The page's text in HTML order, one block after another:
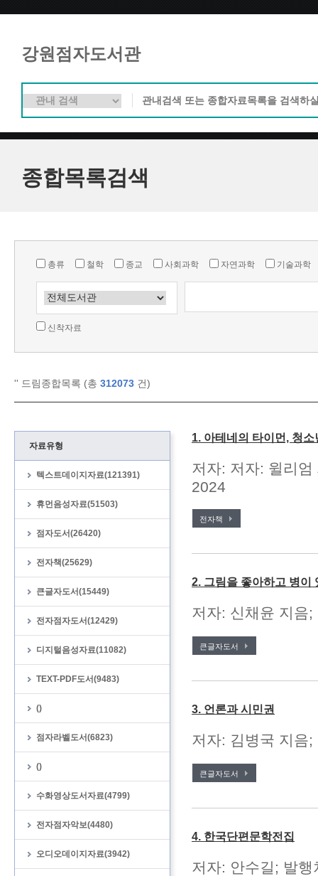
강원점자도서관
종합목록검색
총류 철학 종교 사회과학 자연과학 기술과학
신착자료
'' 드림종합목록 (총 312073 건)
자료유형
텍스트데이지자료(121391)
휴먼음성자료(51503)
점자도서(26420)
전자책(25629)
큰글자도서(15449)
전자점자도서(12429)
디지털음성자료(11082)
TEXT-PDF도서(9483)
()
점자라벨도서(6823)
()
수화영상도서자료(4799)
전자점자악보(4480)
오디오데이지자료(3942)
1. 아테네의 타이먼, 청
저자: 저자: 윌리
2024
전자책
2. 그림을 좋아하고 병이
저자: 신채윤 지음
큰글자도서
3. 언론과 시민권
저자: 김병국 지음
큰글자도서
4. 한국단편문학전집
저자: 안수길; 발